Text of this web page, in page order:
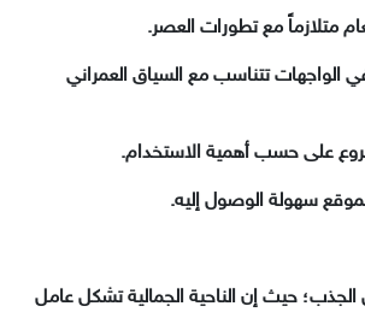
متلازماً مع تطورات العصر.
الواجهات تتناسب مع السياق العمراني
على حسب أهمية الاستخدام.
سهولة الوصول إليه.
حيث إن الناحية الجمالية تشكل عامل